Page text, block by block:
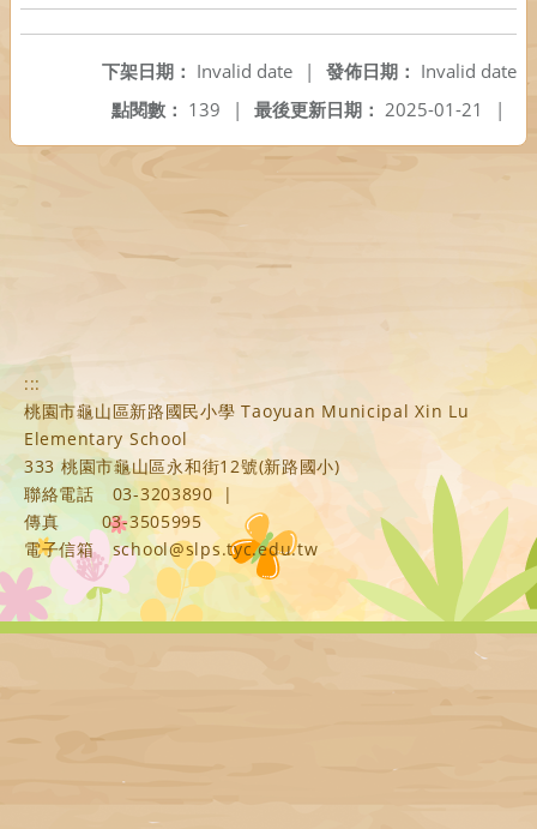
發佈日期： Invalid date
下架日期： Invalid date
|
最後更新日期： 2025-01-21 |
點閱數： 139 |
:::
桃園市龜山區新路國民小學 Taoyuan Municipal Xin Lu
Elementary School
333 桃園市龜山區永和街12號(新路國小)
聯絡電話
03-3203890
|
傳真
03-3505995
電子信箱
school@slps.tyc.edu.tw